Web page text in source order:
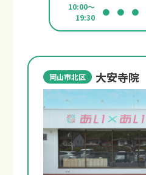
10:00～
19:30
● ● ●
岡山市北区 大安寺院